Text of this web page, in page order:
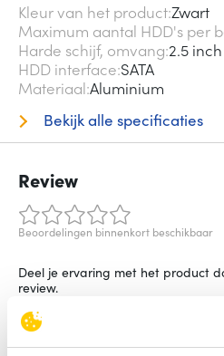
Kleur van het productZwart
Maximum aantal HDD's per
Harde schijf, omvang 2.5 inch
HDD interface SATA
Materiaal Aluminium
Bekijk alle specificaties
Review
Beoordelingen binnenkort beschikbaar
Deel je ervaring met het product
review.
Schrijf een review